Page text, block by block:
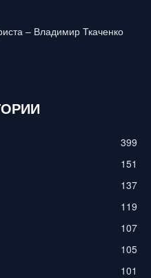
– Владимир Ткаченко
399
151
137
119
107
105
101